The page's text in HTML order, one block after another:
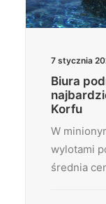
7 stycznia
Biura
Korfu
W
wylotami
średnia